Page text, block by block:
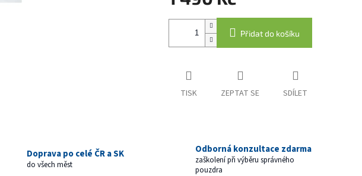
Měrná
Přidat do košíku
TISK ZEPTAT SE SDÍLET
Doprava po celé ČR a SK
do všech měst
Odborná konzultace zdarma
zaškolení při výběru správného
pouzdra